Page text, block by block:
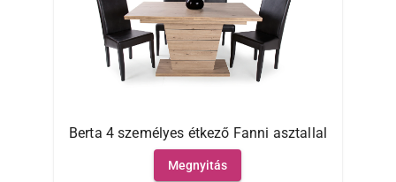
Berta 4 személyes étkező Fanni asztallal
Megnyitás